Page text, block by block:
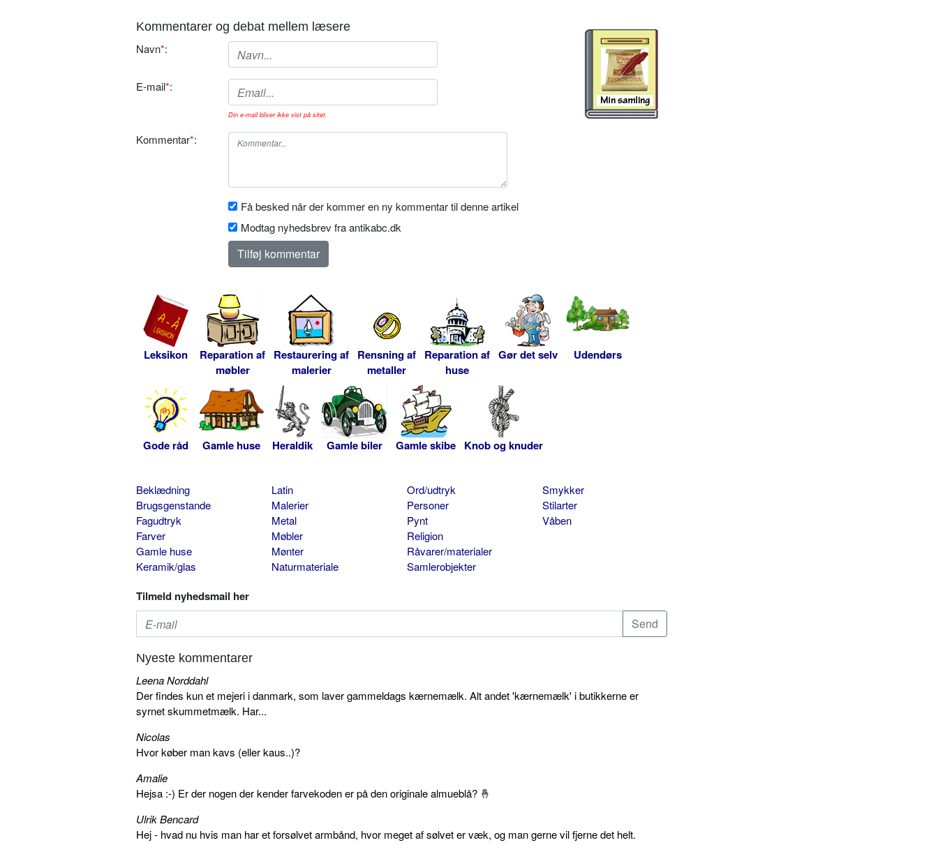
Kommentarer og debat mellem læsere
Navn*:
E-mail*:
Din e-mail bliver ikke vist på sitet.
Kommentar*:
Få besked når der kommer en ny kommentar til denne artikel
Modtag nyhedsbrev fra antikabc.dk
Leksikon
Reparation af
møbler
Restaurering af
malerier
Rensning af
metaller
Reparation af
huse
Gør det selv Udendørs
Gode råd Gamle huse Heraldik Gamle biler Gamle skibe Knob og knuder
Beklædning
Brugsgenstande
Fagudtryk
Farver
Gamle huse
Keramik/glas
Latin
Malerier
Metal
Møbler
Mønter
Naturmateriale
Ord/udtryk
Personer
Pynt
Religion
Råvarer/materialer
Samlerobjekter
Smykker
Stilarter
Våben
Tilmeld nyhedsmail her
Nyeste kommentarer
Leena Norddahl
Der findes kun et mejeri i danmark, som laver gammeldags kærnemælk. Alt andet 'kærnemælk' i butikkerne er
syrnet skummetmælk. Har...
Nicolas
Hvor køber man kavs (eller kaus..)?
Amalie
Hejsa :-) Er der nogen der kender farvekoden er på den originale almueblå? 🤞
Ulrik Bencard
Hej - hvad nu hvis man har et forsølvet armbånd, hvor meget af sølvet er væk, og man gerne vil fjerne det helt.